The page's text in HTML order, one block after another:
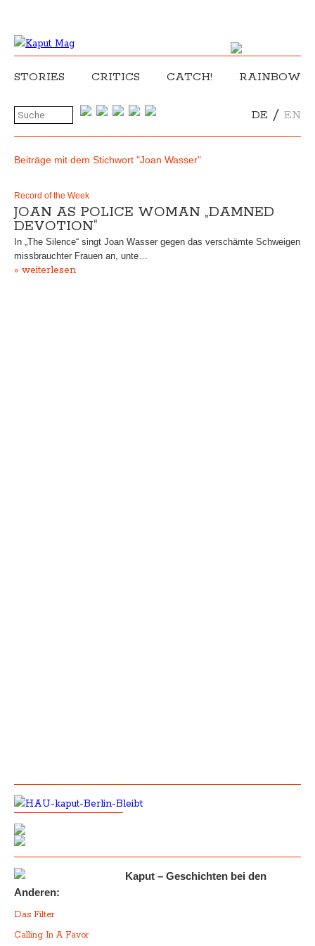
STORIES CRITICS CATCH! RAINBOW
DE / EN
Beiträge mit dem Stichwort "Joan Wasser"
Record of the Week
JOAN AS POLICE WOMAN „DAMNED
DEVOTION“
In „The Silence“ singt Joan Wasser gegen das verschämte Schweigen
missbrauchter Frauen an, unte…
» weiterlesen
Kaput – Geschichten bei den
Anderen:
Das Filter
Calling In A Favor